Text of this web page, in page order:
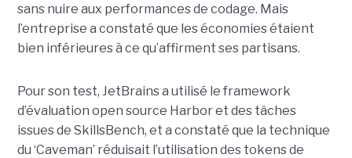
sans nuire aux performances de codage. Mais
l’entreprise a constaté que les économies étaient
bien inférieures à ce qu’affirment ses partisans.
Pour son test, JetBrains a utilisé le framework
d’évaluation open source Harbor et des tâches
issues de SkillsBench, et a constaté que la technique
du ‘Caveman’ réduisait l’utilisation des tokens de